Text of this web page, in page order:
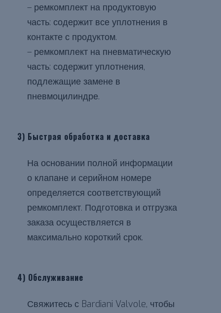
– ремкомплект на продуктовую
часть: содержит все уплотнения в
контакте с продуктом.
– ремкомплект на пневматическую
часть: содержит уплотнения,
подлежащие замене в
пневмоцилиндре.
3) Быстрая обработка и доставка
На основании полной информации
о клапане и серийном номере
определяется соответствующий
ремкомплект. Подготовка и отгрузка
заказа осуществляется в
максимально короткий срок.
4) Обслуживание
Свяжитесь с Bardiani Valvole, чтобы